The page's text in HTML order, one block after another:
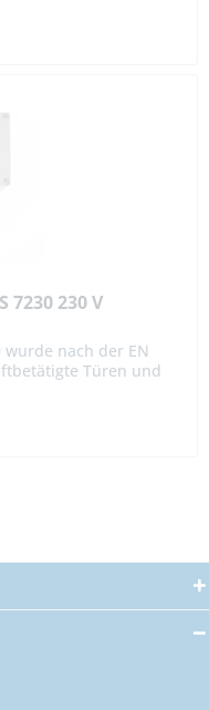
230 V
wurde nach der EN
Türen und